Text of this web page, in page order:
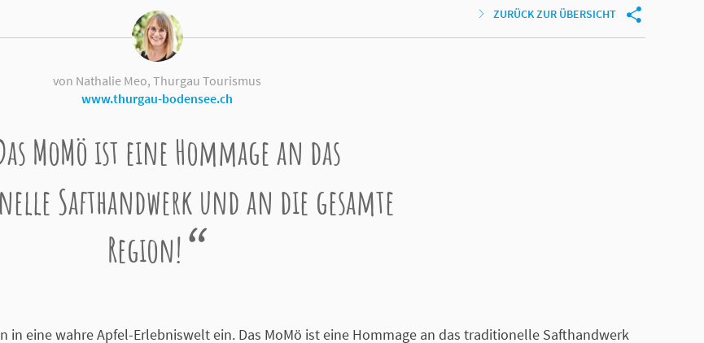
ZURÜCK ZUR ÜBERSICHT
von Nathalie Meo, Thurgau Tourismus
www.thurgau-bodensee.ch
MoMö ist eine Hommage an das
Safthandwerk und an die gesamte
Region!
in eine wahre Apfel-Erlebniswelt ein. Das MoMö ist eine Hommage an das traditionelle Safthandwerk